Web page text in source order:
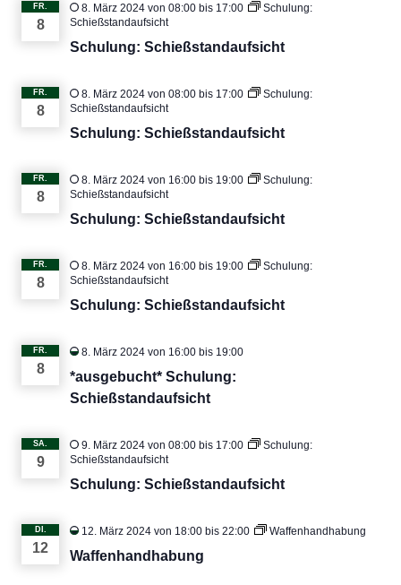
FR.
8
8. März 2024 von 08:00 bis 17:00
Schulung:
Schießstandaufsicht
Schulung: Schießstandaufsicht
FR.
8
8. März 2024 von 08:00 bis 17:00
Schulung:
Schießstandaufsicht
Schulung: Schießstandaufsicht
FR.
8
8. März 2024 von 16:00 bis 19:00
Schulung:
Schießstandaufsicht
Schulung: Schießstandaufsicht
FR.
8
8. März 2024 von 16:00 bis 19:00
Schulung:
Schießstandaufsicht
Schulung: Schießstandaufsicht
FR.
8
8. März 2024 von 16:00 bis 19:00
*ausgebucht* Schulung:
Schießstandaufsicht
SA.
9
9. März 2024 von 08:00 bis 17:00
Schulung:
Schießstandaufsicht
Schulung: Schießstandaufsicht
DI.
12
12. März 2024 von 18:00 bis 22:00 Waffenhandhabung
Waffenhandhabung